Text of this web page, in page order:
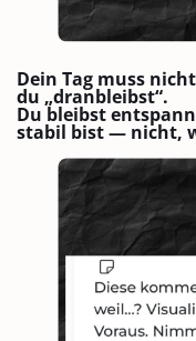
Dein Tag muss
du „dranbleibst“.
Du bleibst
stabil bist — nicht,